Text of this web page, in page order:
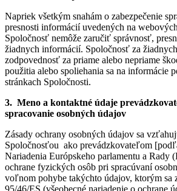
Napriek všetkým snahám o zabezpečenie
presnosti informácií uvedených na
Spoločnosť nemôže zaručiť správnosť,
žiadnych informácií. Spoločnosť za
zodpovednosť za priame alebo nepriame
použitia alebo spoliehania sa na informácie
stránkach Spoločnosti.
3. Meno a kontaktné údaje
spracovanie osobných údajov
Zásady ochrany osobných údajov sa
Spoločnosťou ako prevádzkovateľom
Nariadenia Európskeho parlamentu a Rady
ochrane fyzických osôb pri spracúvaní
voľnom pohybe takýchto údajov, ktorým sa
95/46/ES (všeobecné nariadenie o ochrane